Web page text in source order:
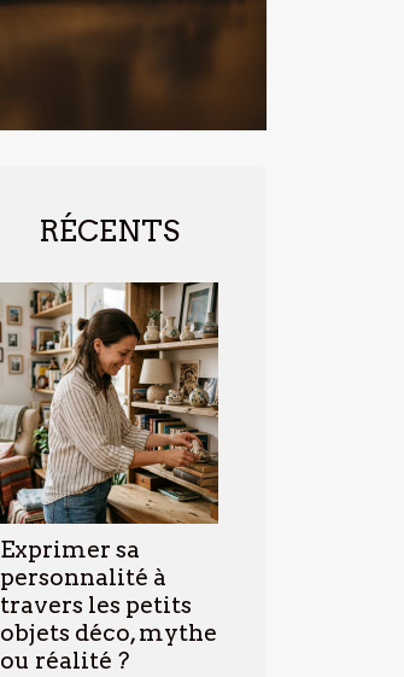
RÉCENTS
Exprimer sa
personnalité à
travers les petits
objets déco, mythe
ou réalité ?